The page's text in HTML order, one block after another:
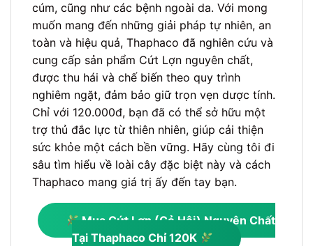
cúm, cũng như các bệnh ngoài da. Với mong
muốn mang đến những giải pháp tự nhiên, an
toàn và hiệu quả, Thaphaco đã nghiên cứu và
cung cấp sản phẩm Cứt Lợn nguyên chất,
được thu hái và chế biến theo quy trình
nghiêm ngặt, đảm bảo giữ trọn vẹn dược tính.
Chỉ với 120.000đ, bạn đã có thể sở hữu một
trợ thủ đắc lực từ thiên nhiên, giúp cải thiện
sức khỏe một cách bền vững. Hãy cùng tôi đi
sâu tìm hiểu về loài cây đặc biệt này và cách
Thaphaco mang giá trị ấy đến tay bạn.
Mua Cứt Lợn (Cỏ Hôi) Nguyên Chất
Tại Thaphaco Chỉ 120K